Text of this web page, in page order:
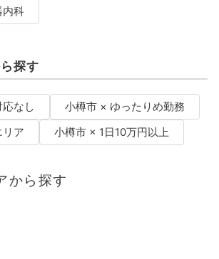
内科
探す
なし
小樽市 × ゆったりめ勤務
ア
小樽市 × 1日10万円以上
から探す